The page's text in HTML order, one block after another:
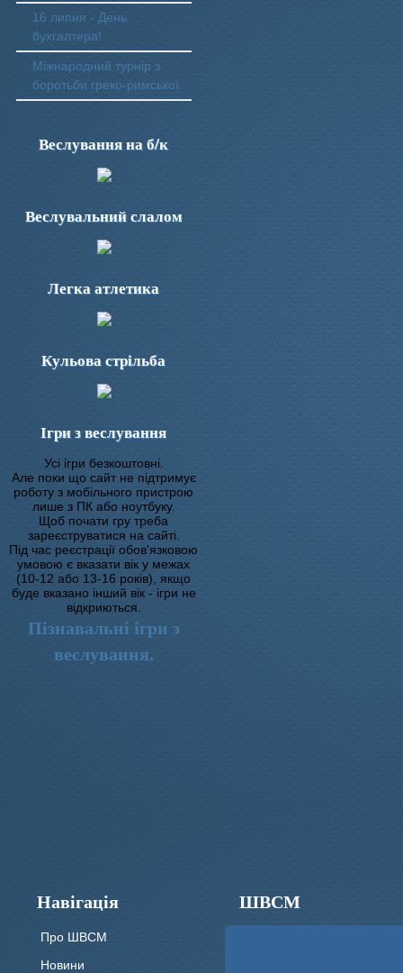
16 липня - День
бухгалтера!
Міжнародний турнір з
боротьби греко-римської.
Веслування на б/к
Веслувальний слалом
Легка атлетика
Кульова стрільба
Ігри з веслування
Усі ігри безкоштовні.
Але поки що сайт не підтримує
роботу з мобільного пристрою
лише з ПК або ноутбуку.
Щоб почати гру треба
зареєструватися на сайті.
Під час реєстрації обов'язковою
умовою є вказати вік у межах
(10-12 або 13-16 років), якщо
буде вказано інший вік - ігри не
відкриються.
Пізнавальні ігри з
веслування.
Навігація
Про ШВСМ
Новини
ШВСМ